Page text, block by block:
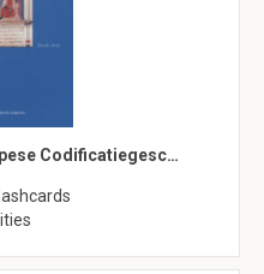
Codificatiegesc…